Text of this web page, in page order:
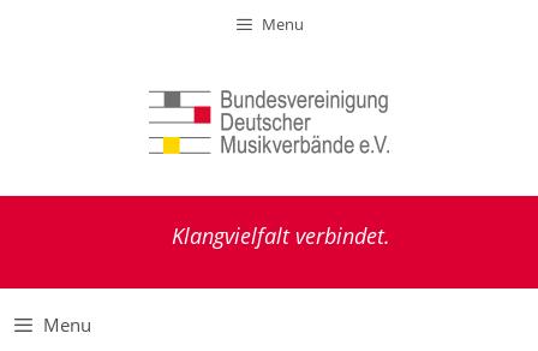
Menu
Klangvielfalt verbindet.
Menu